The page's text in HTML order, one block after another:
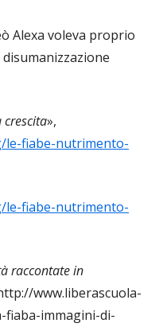
Alexa voleva proprio
»,
le-fiabe-nutrimento-
le-fiabe-nutrimento-
raccontate in
www.liberascuola-
immagini-di-